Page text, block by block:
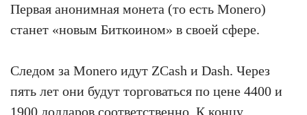
Первая анонимная монета (то есть Monero)
станет «новым Биткоином» в своей сфере.
Следом за Monero идут ZCash и Dash. Через
пять лет они будут торговаться по цене 4400 и
1900 долларов соответственно. К концу